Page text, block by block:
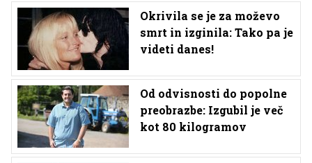
Okrivila se je za moževo
smrt in izginila: Tako pa je
videti danes!
Od odvisnosti do popolne
preobrazbe: Izgubil je več
kot 80 kilogramov